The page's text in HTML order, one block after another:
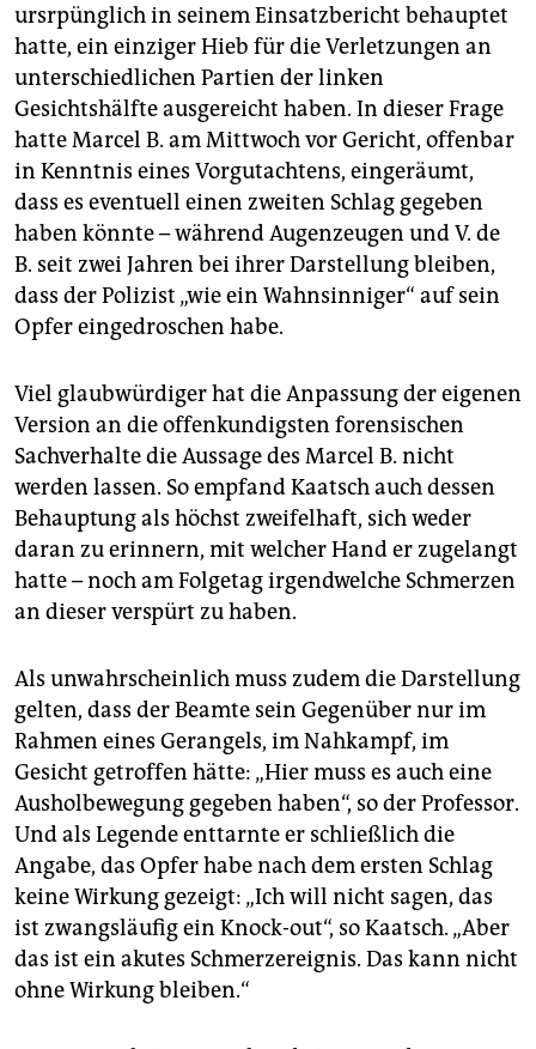
ursrpünglich in seinem Einsatzbericht behauptet
hatte, ein einziger Hieb für die Verletzungen an
unterschiedlichen Partien der linken
Gesichtshälfte ausgereicht haben. In dieser Frage
hatte Marcel B. am Mittwoch vor Gericht, offenbar
in Kenntnis eines Vorgutachtens, eingeräumt,
dass es eventuell einen zweiten Schlag gegeben
haben könnte – während Augenzeugen und V. de
B. seit zwei Jahren bei ihrer Darstellung bleiben,
dass der Polizist „wie ein Wahnsinniger“ auf sein
Opfer eingedroschen habe.
Viel glaubwürdiger hat die Anpassung der eigenen
Version an die offenkundigsten forensischen
Sachverhalte die Aussage des Marcel B. nicht
werden lassen. So empfand Kaatsch auch dessen
Behauptung als höchst zweifelhaft, sich weder
daran zu erinnern, mit welcher Hand er zugelangt
hatte – noch am Folgetag irgendwelche Schmerzen
an dieser verspürt zu haben.
Als unwahrscheinlich muss zudem die Darstellung
gelten, dass der Beamte sein Gegenüber nur im
Rahmen eines Gerangels, im Nahkampf, im
Gesicht getroffen hätte: „Hier muss es auch eine
Ausholbewegung gegeben haben“, so der Professor.
Und als Legende enttarnte er schließlich die
Angabe, das Opfer habe nach dem ersten Schlag
keine Wirkung gezeigt: „Ich will nicht sagen, das
ist zwangsläufig ein Knock-out“, so Kaatsch. „Aber
das ist ein akutes Schmerzereignis. Das kann nicht
ohne Wirkung bleiben.“